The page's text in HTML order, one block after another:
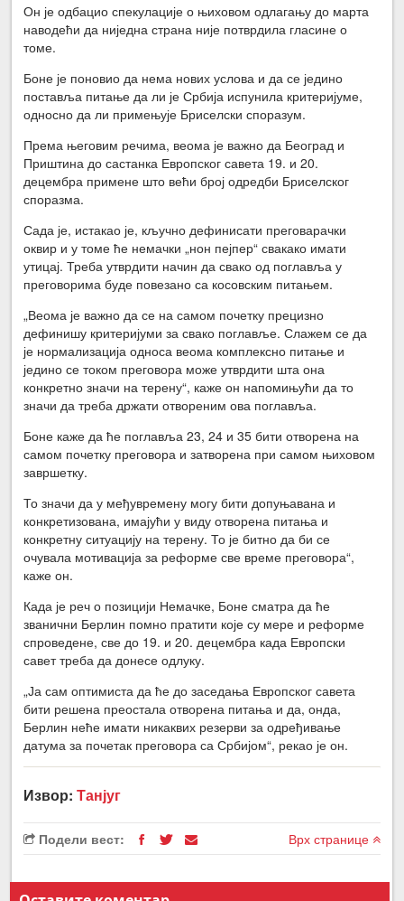
Он је одбацио спекулације о њиховом одлагању до марта
наводећи да ниједна страна није потврдила гласине о
томе.
Боне је поновио да нема нових услова и да се једино
поставља питање да ли је Србија испунила критеријуме,
односно да ли примењује Бриселски споразум.
Према његовим речима, веома је важно да Београд и
Приштина до састанка Европског савета 19. и 20.
децембра примене што већи број одредби Бриселског
споразма.
Сада је, истакао је, кључно дефинисати преговарачки
оквир и у томе ће немачки „нон пејпер“ свакако имати
утицај. Треба утврдити начин да свако од поглавља у
преговорима буде повезано са косовским питањем.
„Веома је важно да се на самом почетку прецизно
дефинишу критеријуми за свако поглавље. Слажем се да
је нормализација односа веома комплексно питање и
једино се током преговора може утврдити шта она
конкретно значи на терену“, каже он напомињући да то
значи да треба држати отвореним ова поглавља.
Боне каже да ће поглавља 23, 24 и 35 бити отворена на
самом почетку преговора и затворена при самом њиховом
завршетку.
То значи да у међувремену могу бити допуњавана и
конкретизована, имајући у виду отворена питања и
конкретну ситуацију на терену. То је битно да би се
очувала мотивација за реформе све време преговора“,
каже он.
Када је реч о позицији Немачке, Боне сматра да ће
званични Берлин помно пратити које су мере и реформе
спроведене, све до 19. и 20. децембра када Европски
савет треба да донесе одлуку.
„Ја сам оптимиста да ће до заседања Европског савета
бити решена преостала отворена питања и да, онда,
Берлин неће имати никаквих резерви за одређивање
датума за почетак преговора са Србијом“, рекао је он.
Извор:Танјуг
Подели вест: Врх странице